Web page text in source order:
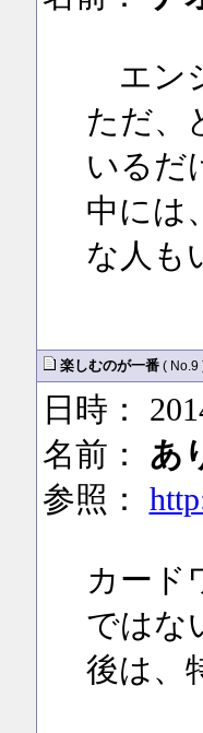
エン
ただ、
いるだ
中には
な人も
楽しむのが一番 ( No.9
日時：
名前： あ
参照：
カード
ではな
後は、